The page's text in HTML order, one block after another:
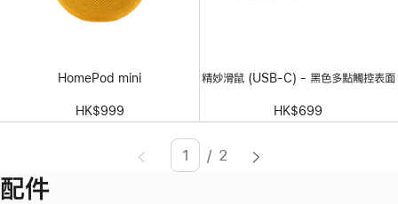
HomePod mini
HK$999
精妙滑鼠 (USB-C) - 黑色多點觸控表面
HK$699
頁 Enter
/ 2
配件